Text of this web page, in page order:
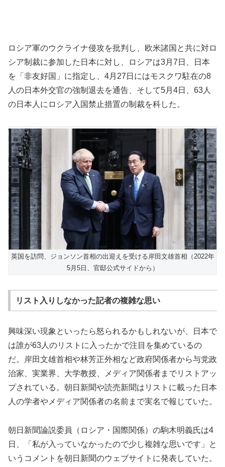
ロシア軍のウクライナ侵攻を批判し、欧米諸国と共に対ロ
シア制裁に参加した日本に対し、ロシアは3月7日、日本
を「非友好国」に指定し、4月27日にはモスクワ駐在の8
人の日本外交官の強制退去を通告、そして5月4日、63人
の日本人にロシア入国禁止措置の制裁を科した。
英国を訪問、ジョンソン首相の出迎えを受ける岸田文雄首相（2022年
5月5日、官邸公式サイドから）
リスト入りしなかった記者の複雑な思い
興味深い現象といったら怒られるかもしれないが、日本で
は誰が63人のリストに入ったかで注目を集めているの
だ。岸田文雄首相や林芳正外相など政府関係者から与党政
治家、実業界、大学教授、メディア関係者までリストアッ
プされている。朝日新聞や読売新聞はリストに載った日本
人の学者やメディア関係者の名前まで実名で報じていた。
朝日新聞論説委員（ロシア・国際関係）の駒木明義氏は4
日、「私が入っていなかったので少し複雑な思いです」と
いうコメントを朝日新聞のウェブサイトに発表していた。